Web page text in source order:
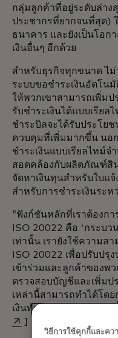
กลุ่มลูกค้าที่อยู่ระดับล่าง
ประชากรที่ยากจนที่สุด)
ธนาคาร และยังเป็นโอก
เงินอื่นๆ อีกด้วย
สำหรับธุรกิจทุกขนาด ไม่
ระบบขอชำระเงินอัตโน
ให้พวกเขาสามารถเพิ่มป
รับชำระเงินได้แบบเรีย
ชำระบิลจะได้รับประโย
ควบคุมที่เพิ่มมากขึ้น นอ
ชำระเงินแบบเรียลไทม์
สอดคล้องกับผลิตภัณฑ์สิน
จัดหาเงินทุนสำหรับใบแ
สำหรับการชำระเงินระห
“ฟังก์ชันหลักที่เราต้องก
ISO 20022 คือ 'กระบว
เท่านั้น เรายังใช้ความส
ISO 20022 เพื่อปรับปรุ
เข้าร่วมและลูกค้าของพ
ตรวจสอบบัญชีและเพิ่มป
เหล่านี้สามารถทำได้โด
เงินทันที [IPS
โครงสร้า
] และมาตรฐานข้อมูล
วิธีการใช้คุกกี้และค